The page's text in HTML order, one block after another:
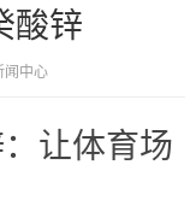
酸锌
闻中心
让体育场